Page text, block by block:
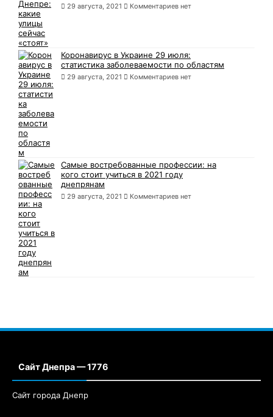
29 августа, 2021 Комментариев нет
Коронавирус в Украине 29 июля:
статистика заболеваемости по областям
29 августа, 2021 Комментариев нет
Самые востребованные профессии: на
кого стоит учиться в 2021 году
днепрянам
29 августа, 2021 Комментариев нет
Сайт Днепра — 1776
Сайт города Днепр